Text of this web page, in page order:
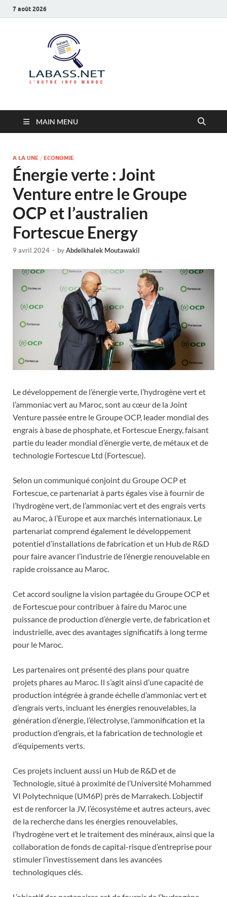
7 août 2026
MAIN MENU
A LA UNE / ECONOMIE
Énergie verte : Joint
Venture entre le Groupe
OCP et l’australien
Fortescue Energy
9 avril 2024 - byAbdelkhalek Moutawakil
Le développement de l’énergie verte, l’hydrogène vert et
l’ammoniac vert au Maroc, sont au cœur de la Joint
Venture passée entre le Groupe OCP, leader mondial des
engrais à base de phosphate, et Fortescue Energy, faisant
partie du leader mondial d’énergie verte, de métaux et de
technologie Fortescue Ltd (Fortescue).
Selon un communiqué conjoint du Groupe OCP et
Fortescue, ce partenariat à parts égales vise à fournir de
l’hydrogène vert, de l’ammoniac vert et des engrais verts
au Maroc, à l’Europe et aux marchés internationaux. Le
partenariat comprend également le développement
potentiel d’installations de fabrication et un Hub de R&D
pour faire avancer l’industrie de l’énergie renouvelable en
rapide croissance au Maroc.
Cet accord souligne la vision partagée du Groupe OCP et
de Fortescue pour contribuer à faire du Maroc une
puissance de production d’énergie verte, de fabrication et
industrielle, avec des avantages significatifs à long terme
pour le Maroc.
Les partenaires ont présenté des plans pour quatre
projets phares au Maroc. Il s’agit ainsi d’une capacité de
production intégrée à grande échelle d’ammoniac vert et
d’engrais verts, incluant les énergies renouvelables, la
génération d’énergie, l’électrolyse, l’ammonification et la
production d’engrais, et la fabrication de technologie et
d’équipements verts.
Ces projets incluent aussi un Hub de R&D et de
Technologie, situé à proximité de l’Université Mohammed
VI Polytechnique (UM6P) près de Marrakech. L’objectif
est de renforcer la JV, l’écosystème et autres acteurs, avec
de la recherche dans les énergies renouvelables,
l’hydrogène vert et le traitement des minéraux, ainsi que la
collaboration de fonds de capital-risque d’entreprise pour
stimuler l’investissement dans les avancées
technologiques clés.